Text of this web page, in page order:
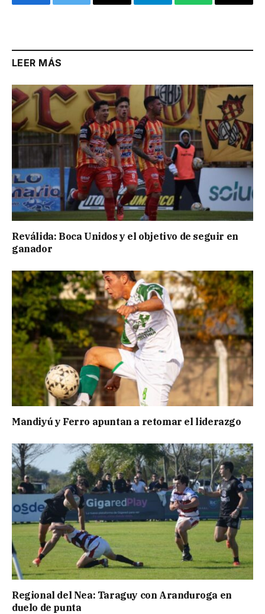
FacebookTwitter Email TelegramWhatsAppCopy
LEER MÁS
Reválida: Boca Unidos y el objetivo de seguir en
ganador
Mandiyú y Ferro apuntan a retomar el liderazgo
Regional del Nea: Taraguy con Aranduroga en
duelo de punta